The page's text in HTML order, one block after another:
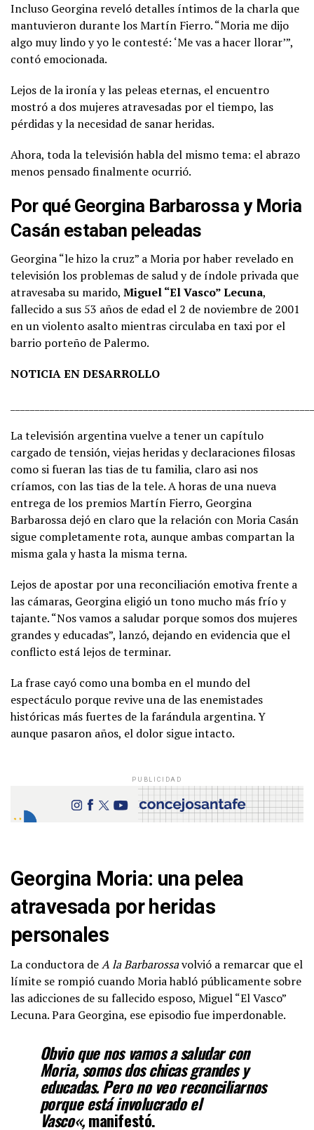
Incluso Georgina reveló detalles íntimos de la charla que
mantuvieron durante los Martín Fierro. “Moria me dijo
algo muy lindo y yo le contesté: ‘Me vas a hacer llorar’”,
contó emocionada.
Lejos de la ironía y las peleas eternas, el encuentro
mostró a dos mujeres atravesadas por el tiempo, las
pérdidas y la necesidad de sanar heridas.
Ahora, toda la televisión habla del mismo tema: el abrazo
menos pensado finalmente ocurrió.
Por qué Georgina Barbarossa y Moria
Casán estaban peleadas
Georgina “le hizo la cruz” a Moria por haber revelado en
televisión los problemas de salud y de índole privada que
atravesaba su marido, Miguel “El Vasco” Lecuna,
fallecido a sus 53 años de edad el 2 de noviembre de 2001
en un violento asalto mientras circulaba en taxi por el
barrio porteño de Palermo.
NOTICIA EN DESARROLLO
La televisión argentina vuelve a tener un capítulo
cargado de tensión, viejas heridas y declaraciones filosas
como si fueran las tias de tu familia, claro asi nos
críamos, con las tias de la tele. A horas de una nueva
entrega de los premios Martín Fierro, Georgina
Barbarossa dejó en claro que la relación conMoria Casán
sigue completamente rota, aunque ambas compartan la
misma gala y hasta la misma terna.
Lejos de apostar por una reconciliación emotiva frente a
las cámaras, Georgina eligió un tono mucho más frío y
tajante. “Nos vamos a saludar porque somos dos mujeres
grandes y educadas”, lanzó, dejando en evidencia que el
conflicto está lejos de terminar.
La frase cayó como una bomba en el mundo del
espectáculo porque revive una de las enemistades
históricas más fuertes de la farándula argentina. Y
aunque pasaron años, el dolor sigue intacto.
PUBLICIDAD
Georgina Moria: una pelea
atravesada por heridas
personales
La conductora deA la Barbarossavolvió a remarcar que el
límite se rompió cuando Moria habló públicamente sobre
las adicciones de su fallecido esposo, Miguel “El Vasco”
Lecuna. Para Georgina, ese episodio fue imperdonable.
Obvio que nos vamos a saludar con
Moria, somos dos chicas grandes y
educadas. Perono veo reconciliarnos
porque está involucrado el
Vasco«,manifestó.